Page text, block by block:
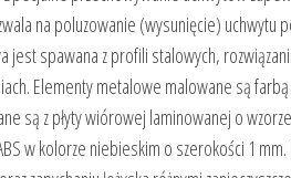
na poluzowanie (wysunięcie) uchwytu
jest spawana z profili stalowych,
Elementy metalowe malowane są farbą
są z płyty wiórowej laminowanej o
w kolorze niebieskim o szerokości 1 mm.